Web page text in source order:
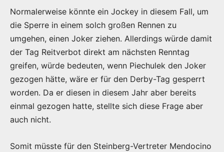
Normalerweise könnte ein Jockey in diesem Fall, um
die Sperre in einem solch großen Rennen zu
umgehen, einen Joker ziehen. Allerdings würde damit
der Tag Reitverbot direkt am nächsten Renntag
greifen, würde bedeuten, wenn Piechulek den Joker
gezogen hätte, wäre er für den Derby-Tag gesperrt
worden. Da er diesen in diesem Jahr aber bereits
einmal gezogen hatte, stellte sich diese Frage aber
auch nicht.
Somit müsste für den Steinberg-Vertreter Mendocino